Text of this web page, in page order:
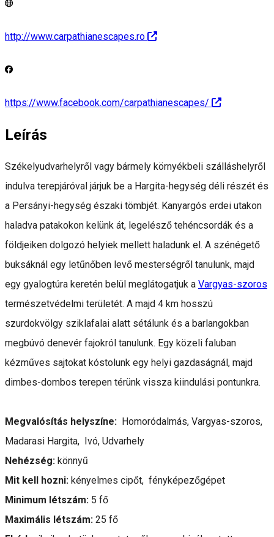
http://www.carpathianescapes.ro
https://www.facebook.com/carpathianescapes/
Leírás
Székelyudvarhelyről vagy bármely környékbeli szálláshelyről
indulva terepjáróval járjuk be a Hargita-hegység déli részét és
a Persányi-hegység északi tömbjét. Kanyargós erdei utakon
haladva patakokon kelünk át, legelésző tehéncsordák és a
földjeiken dolgozó helyiek mellett haladunk el. A szénégető
buksáknál egy letűnőben levő mesterségről tanulunk, majd
egy gyalogtúra keretén belül meglátogatjuk a Vargyas-szoros
természetvédelmi területét. A majd 4 km hosszú
szurdokvölgy sziklafalai alatt sétálunk és a barlangokban
megbúvó denevér fajokról tanulunk. Egy közeli faluban
kézműves sajtokat kóstolunk egy helyi gazdaságnál, majd
dimbes-dombos terepen térünk vissza kiindulási pontunkra.
Megvalósítás helyszíne: Homoródalmás, Vargyas-szoros,
Madarasi Hargita, Ivó, Udvarhely
Nehézség: könnyű
Mit kell hozni: kényelmes cipőt, fényképezőgépet
Minimum létszám: 5 fő
Maximális létszám: 25 fő